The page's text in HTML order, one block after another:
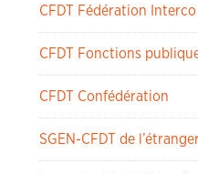
CFDT Fédération Interco
CFDT Fonctions
CFDT Confédération
SGEN-CFDT de